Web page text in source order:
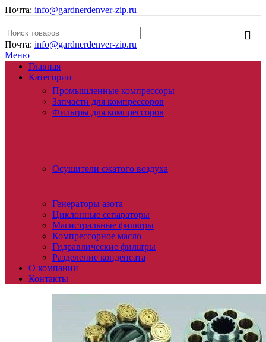
Почта: info@gardnerdenver-zip.ru
Почта: info@gardnerdenver-zip.ru
Меню
Главная
Категории
Промышленные компрессоры
Запчасти для компрессоров
Фильтры для компрессоров
Осушители сжатого воздуха
Генераторы азота
Циклонные сепараторы
Магистральные фильтры
Компрессорное масло
Гидравлические фильтры
Разделение конденсата
О компании
Контакты